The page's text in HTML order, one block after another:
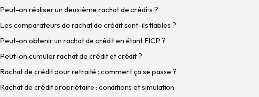
Peut-on réaliser un deuxième rachat de crédits ?
Les comparateurs de rachat de crédit sont-ils fiables ?
Peut-on obtenir un rachat de crédit en étant FICP ?
Peut-on cumuler rachat de crédit et crédit ?
Rachat de crédit pour retraité : comment ça se passe ?
Rachat de crédit propriétaire : conditions et simulation